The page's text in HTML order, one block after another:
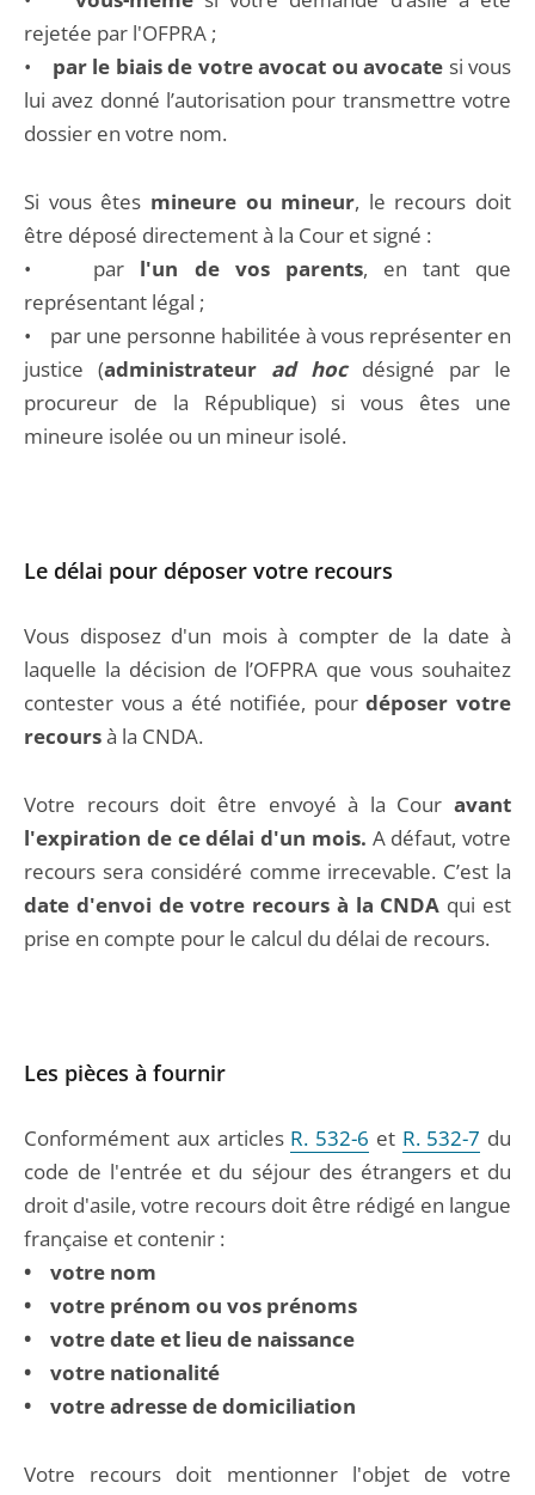
rejetée par l'OFPRA ;
•
par le biais de votre avocat ou avocate si vous
lui avez donné l’autorisation pour transmettre votre
dossier en votre nom.
Si vous êtes mineure ou mineur, le recours doit
être déposé directement à la Cour et signé :
• par l'un de vos parents, en tant que
représentant légal ;
• par une personne habilitée à vous représenter en
justice (administrateur ad hocdésigné par le
procureur de la République) si vous êtes une
mineure isolée ou un mineur isolé.
Le délai pour déposer votre recours
Vous disposez d'un mois à compter de la date à
laquelle la décision de l’OFPRA que vous souhaitez
contester vous a été notifiée, pourdéposer votre
recoursà la CNDA.
Votre recours doit être envoyé à la Cour avant
l'expiration de ce délai d'un mois. A défaut, votre
recours sera considéré comme irrecevable. C’est la
date d'envoi de votre recours à la CNDA qui est
prise en compte pour le calcul du délai de recours.
Les pièces à fournir
Conformément aux articles R. 532-6 et R. 532-7 du
code de l'entrée et du séjour des étrangers et du
droit d'asile, votre recours doit être rédigé en langue
française et contenir :
• votre nom
• votre prénom ou vos prénoms
• votre date et lieu de naissance
• votre nationalité
• votre adresse de domiciliation
Votre recours doit mentionner l'objet de votre